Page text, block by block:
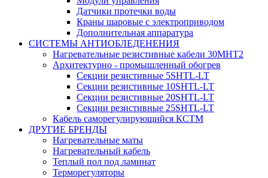
Датчики протечки воды
Краны шаровые с электроприводом
Дополнительная аппаратура
СИСТЕМЫ АНТИОБЛЕДЕНЕНИЯ
Нагревательные резистивные кабели 30МНТ2
Архитектурно - промышленный обогрев
Секции резистивные 5SHTL-LT
Секции резистивные 10SHTL-LT
Секции резистивные 20SHTL-LT
Секции резистивные 25SHTL-LT
Кабель саморегулирующийся КСТМ
ДРУГИЕ БРЕНДЫ
Нагревательные маты
Нагревательный кабель
Теплый пол под ламинат
Терморегуляторы